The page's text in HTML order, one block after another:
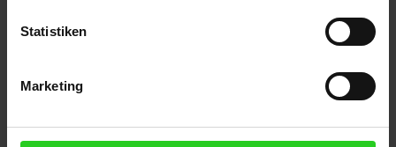
Statistiken
Marketing
Robuste Kombination aus Massivholz und Metall - hohe
Farbabweichungen und Unebenheiten machen das
Produkt zu einem Einzelstück